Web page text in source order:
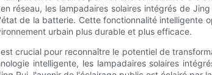
réseau, les lampadaires solaires intégrés de
de la batterie. Cette fonctionnalité intelligente
urbain plus durable et plus efficace.
crucial pour reconnaître le potentiel de
intelligente, les lampadaires solaires